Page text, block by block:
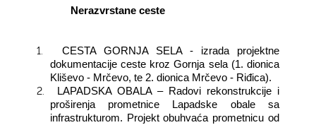
Nerazvrstane ceste
1.
CESTA GORNJA SELA - izrada projektne
dokumentacije ceste kroz Gornja sela (1. dionica
Kliševo - Mrčevo, te 2. dionica Mrčevo - Riđica).
2.
LAPADSKA OBALA – Radovi rekonstrukcije i
proširenja prometnice Lapadske obale sa
infrastrukturom. Projekt obuhvaća prometnicu od